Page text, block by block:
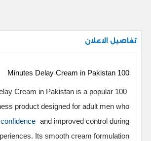
تفاصيل الاعلان
100 Minutes Delay Cream in Pakistan
100 Minutes Delay Cream in Pakistan
is a popular
product designed for adult men who
confidence and improved control during
Its smooth cream formulation